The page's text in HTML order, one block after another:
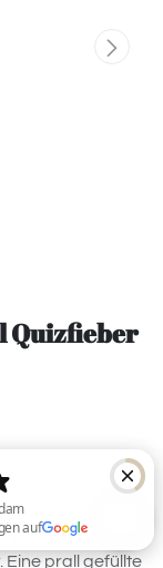
Quizfieber
anregendes
Mode,
Eine prall gefüllte